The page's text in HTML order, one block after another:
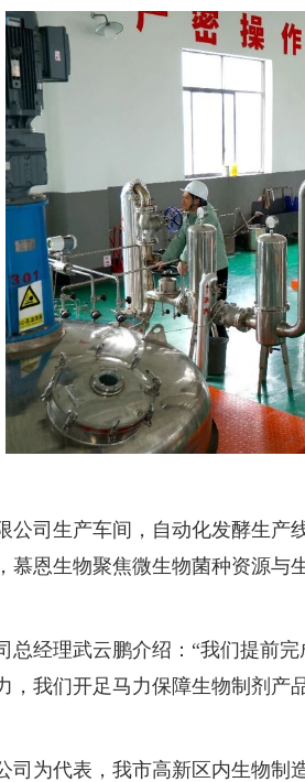
公司生产车间，自动化发酵生
慕恩生物聚焦微生物菌种资源
总经理武云鹏介绍：“我们提前
，我们开足马力保障生物制剂
司为代表，我市高新区内生物